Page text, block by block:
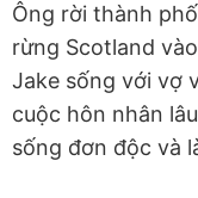
Ông rời thành
rừng Scotland
Jake sống với vợ
cuộc hôn nhân
sống đơn độc và